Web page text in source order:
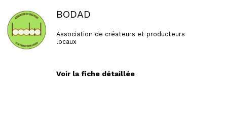
BODAD
Association de créateurs et producteurs
locaux
Voir la fiche détaillée